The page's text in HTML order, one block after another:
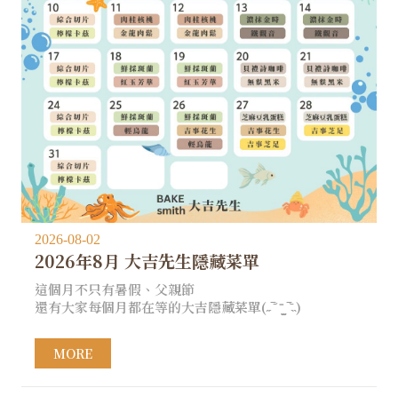
2026-08-02
2026年8月 大吉先生隱藏菜單
這個月不只有暑假、父親節
還有大家每個月都在等的大吉隱藏菜單(˶‾᷄ ⁻̫ ‾᷅˵)
MORE